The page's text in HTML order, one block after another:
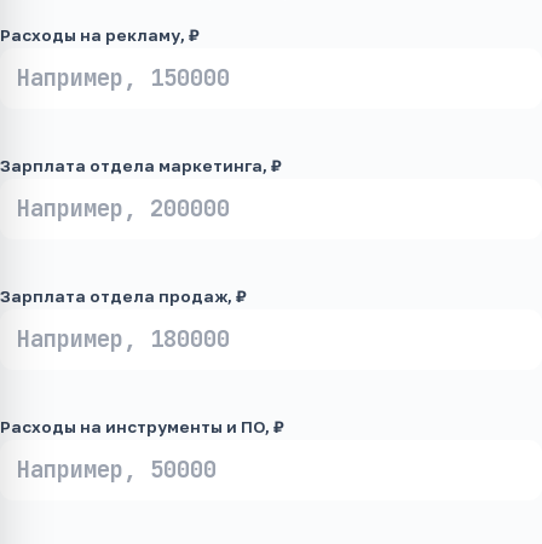
Расходы на рекламу, ₽
Зарплата отдела маркетинга, ₽
Зарплата отдела продаж, ₽
Расходы на инструменты и ПО, ₽